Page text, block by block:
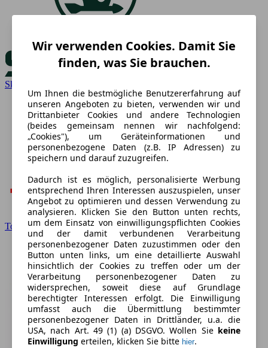
Skoda
Toyota
Wir verwenden Cookies. Damit Sie
finden, was Sie brauchen.
Um Ihnen die bestmögliche Benutzererfahrung auf
unseren Angeboten zu bieten, verwenden wir und
Drittanbieter Cookies und andere Technologien
(beides gemeinsam nennen wir nachfolgend:
„Cookies"), um Geräteinformationen und
personenbezogene Daten (z.B. IP Adressen) zu
speichern und darauf zuzugreifen.
Dadurch ist es möglich, personalisierte Werbung
entsprechend Ihren Interessen auszuspielen, unser
Angebot zu optimieren und dessen Verwendung zu
analysieren. Klicken Sie den Button unten rechts,
um dem Einsatz von einwilligungspflichten Cookies
und der damit verbundenen Verarbeitung
personenbezogener Daten zuzustimmen oder den
Button unten links, um eine detaillierte Auswahl
hinsichtlich der Cookies zu treffen oder um der
Verarbeitung personenbezogener Daten zu
widersprechen, soweit diese auf Grundlage
berechtigter Interessen erfolgt. Die Einwilligung
umfasst auch die Übermittlung bestimmter
personenbezogener Daten in Drittländer, u.a. die
USA, nach Art. 49 (1) (a) DSGVO. Wollen Sie keine
Einwilligung erteilen, klicken Sie bitte hier.